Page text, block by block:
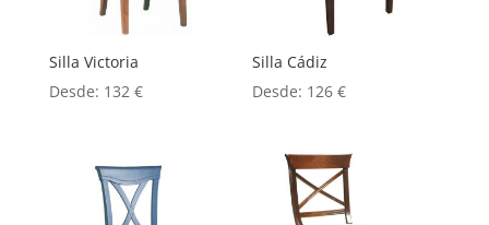
Silla Victoria
Desde: 132 €
Silla Cádiz
Desde: 126€